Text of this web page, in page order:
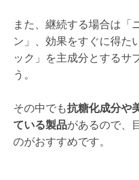
また、継続する場合は「
ン」、効果をすぐに得た
ック」を主成分とするサ
う。
その中でも抗糖化成分や
ている製品があるので、
のがおすすめです。